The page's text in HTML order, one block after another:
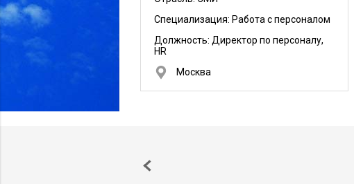
Специализация: Работа с персоналом
Должность: Директор по персоналу,
HR
Москва